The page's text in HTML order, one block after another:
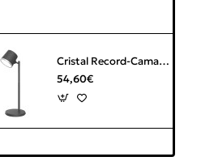
Cristal Record-Camaleon Επαναφορτιζόμενο Επιτραπέζιο Φωτιστικό LED 6W 330Lm CCT, Μαύρο
54,60€